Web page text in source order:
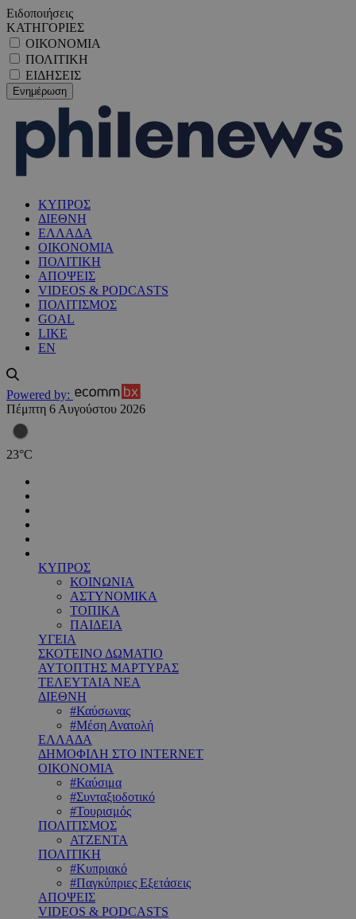
Ειδοποιήσεις
ΚΑΤΗΓΟΡΙΕΣ
ΟΙΚΟΝΟΜΙΑ
ΠΟΛΙΤΙΚΗ
ΕΙΔΗΣΕΙΣ
ΚΥΠΡΟΣ
ΔΙΕΘΝΗ
ΕΛΛΑΔΑ
ΟΙΚΟΝΟΜΙΑ
ΠΟΛΙΤΙΚΗ
ΑΠΟΨΕΙΣ
VIDEOS & PODCASTS
ΠΟΛΙΤΙΣΜΟΣ
GOAL
LIKE
EN
Powered by:
Πέμπτη 6 Αυγούστου 2026
23°C
ΚΥΠΡΟΣ
ΚΟΙΝΩΝΙΑ
ΑΣΤΥΝΟΜΙΚΑ
ΤΟΠΙΚΑ
ΠΑΙΔΕΙΑ
ΥΓΕΙΑ
ΣΚΟΤΕΙΝΟ ΔΩΜΑΤΙΟ
ΑΥΤΟΠΤΗΣ ΜΑΡΤΥΡΑΣ
ΤΕΛΕΥΤΑΙΑ ΝΕΑ
ΔΙΕΘΝΗ
#Καύσωνας
#Μέση Ανατολή
ΕΛΛΑΔΑ
ΔΗΜΟΦΙΛΗ ΣΤΟ INTERNET
ΟΙΚΟΝΟΜΙΑ
#Καύσιμα
#Συνταξιοδοτικό
#Τουρισμός
ΠΟΛΙΤΙΣΜΟΣ
ΑΤΖΕΝΤΑ
ΠΟΛΙΤΙΚΗ
#Κυπριακό
#Παγκύπριες Εξετάσεις
ΑΠΟΨΕΙΣ
VIDEOS & PODCASTS